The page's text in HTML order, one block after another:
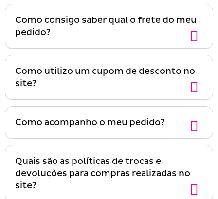
Como consigo saber qual o frete do meu
pedido?
Como utilizo um cupom de desconto no
site?
Como acompanho o meu pedido?
Quais são as políticas de trocas e
devoluções para compras realizadas no
site?